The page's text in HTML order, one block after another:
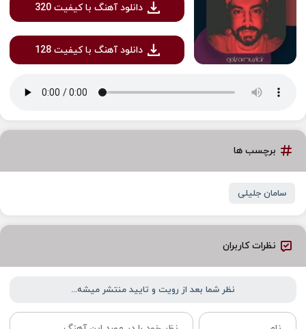
دانلود آهنگ با کیفیت 320
دانلود آهنگ با کیفیت 128
برچسب ها
سامان جلیلی
نظرات کاربران
نظر شما بعد از رویت و تایید منتشر میشه...